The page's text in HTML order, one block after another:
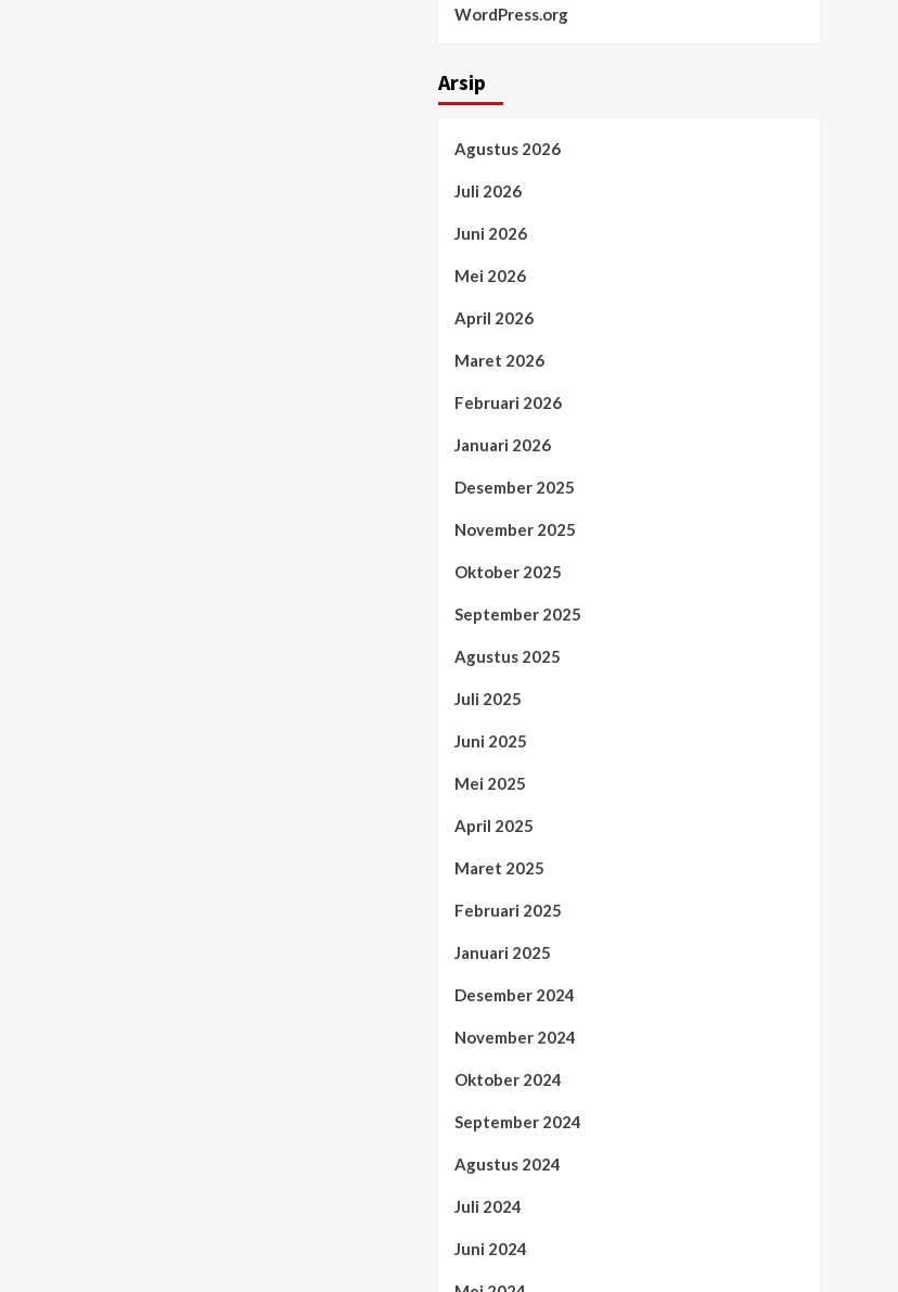
WordPress.org
Arsip
Agustus 2026
Juli 2026
Juni 2026
Mei 2026
April 2026
Maret 2026
Februari 2026
Januari 2026
Desember 2025
November 2025
Oktober 2025
September 2025
Agustus 2025
Juli 2025
Juni 2025
Mei 2025
April 2025
Maret 2025
Februari 2025
Januari 2025
Desember 2024
November 2024
Oktober 2024
September 2024
Agustus 2024
Juli 2024
Juni 2024